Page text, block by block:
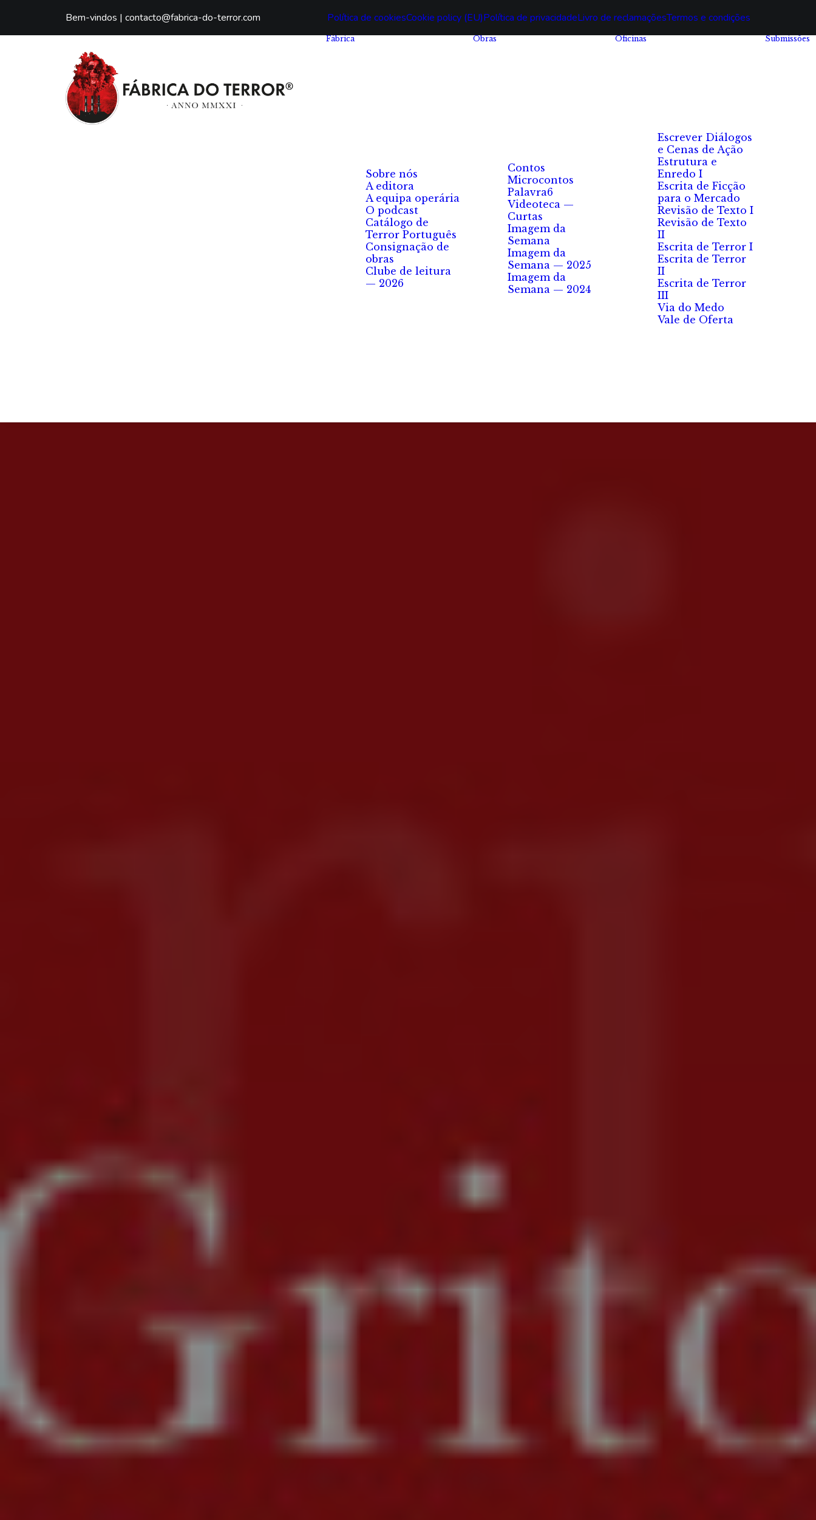
Bem-vindos | contacto@fabrica-do-terror.com Política de cookiesCookie policy (EU)Política de privacidadeLivro de reclamaçõesTermos e condições
Fábrica
Sobre nós
A editora
A equipa operária
O podcast
Catálogo de
Terror Português
Consignação de
obras
Clube de leitura
— 2026
Obras
Contos
Microcontos
Palavra6
Videoteca —
Curtas
Imagem da
Semana
Imagem da
Semana — 2025
Imagem da
Semana — 2024
Oficinas
Escrever Diálogos
e Cenas de Ação
Estrutura e
Enredo I
Escrita de Ficção
para o Mercado
Revisão de Texto I
Revisão de Texto
II
Escrita de Terror I
Escrita de Terror
II
Escrita de Terror
III
Via do Medo
Vale de Oferta
Submissões